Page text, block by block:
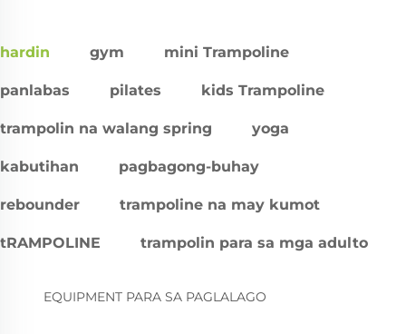
hardin gym mini Trampoline
panlabas pilates kids Trampoline
trampolin na walang spring yoga
kabutihan pagbagong-buhay
rebounder trampoline na may kumot
tRAMPOLINE trampolin para sa mga adulto
EQUIPMENT PARA SA PAGLALAGO